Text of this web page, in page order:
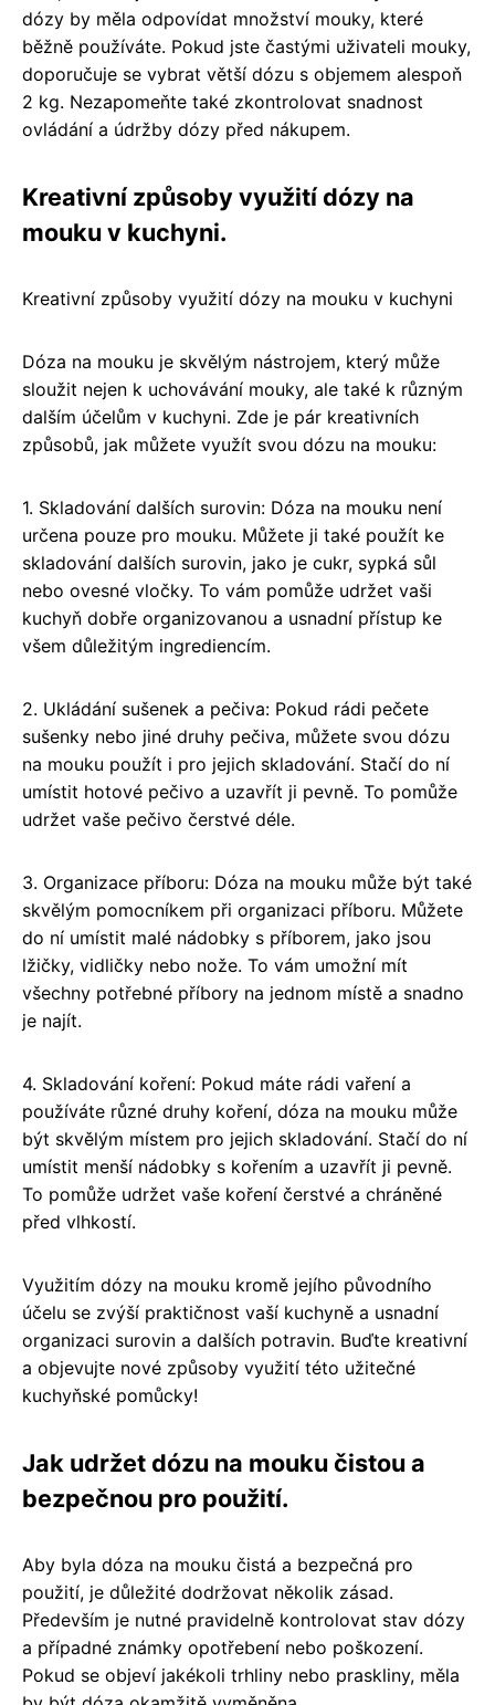
dózy by měla odpovídat množství mouky, které
běžně používáte. Pokud jste častými uživateli mouky,
doporučuje se vybrat větší dózu s objemem alespoň
2 kg. Nezapomeňte také zkontrolovat snadnost
ovládání a údržby dózy před nákupem.
Kreativní způsoby využití dózy na
mouku v kuchyni.
Kreativní způsoby využití dózy na mouku v kuchyni
Dóza na mouku je skvělým nástrojem, který může
sloužit nejen k uchovávání mouky, ale také k různým
dalším účelům v kuchyni. Zde je pár kreativních
způsobů, jak můžete využít svou dózu na mouku:
1. Skladování dalších surovin: Dóza na mouku není
určena pouze pro mouku. Můžete ji také použít ke
skladování dalších surovin, jako je cukr, sypká sůl
nebo ovesné vločky. To vám pomůže udržet vaši
kuchyň dobře organizovanou a usnadní přístup ke
všem důležitým ingrediencím.
2. Ukládání sušenek a pečiva: Pokud rádi pečete
sušenky nebo jiné druhy pečiva, můžete svou dózu
na mouku použít i pro jejich skladování. Stačí do ní
umístit hotové pečivo a uzavřít ji pevně. To pomůže
udržet vaše pečivo čerstvé déle.
3. Organizace příboru: Dóza na mouku může být také
skvělým pomocníkem při organizaci příboru. Můžete
do ní umístit malé nádobky s příborem, jako jsou
lžičky, vidličky nebo nože. To vám umožní mít
všechny potřebné příbory na jednom místě a snadno
je najít.
4. Skladování koření: Pokud máte rádi vaření a
používáte různé druhy koření, dóza na mouku může
být skvělým místem pro jejich skladování. Stačí do ní
umístit menší nádobky s kořením a uzavřít ji pevně.
To pomůže udržet vaše koření čerstvé a chráněné
před vlhkostí.
Využitím dózy na mouku kromě jejího původního
účelu se zvýší praktičnost vaší kuchyně a usnadní
organizaci surovin a dalších potravin. Buďte kreativní
a objevujte nové způsoby využití této užitečné
kuchyňské pomůcky!
Jak udržet dózu na mouku čistou a
bezpečnou pro použití.
Aby byla dóza na mouku čistá a bezpečná pro
použití, je důležité dodržovat několik zásad.
Především je nutné pravidelně kontrolovat stav dózy
a případné známky opotřebení nebo poškození.
Pokud se objeví jakékoli trhliny nebo praskliny, měla